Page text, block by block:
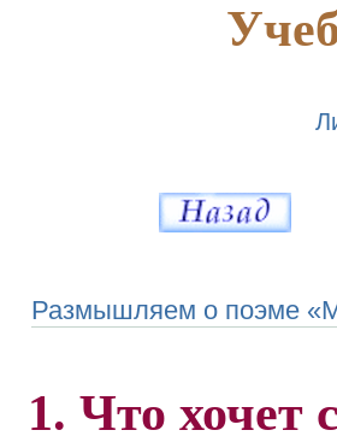
Размышляем о поэме
Что хочет